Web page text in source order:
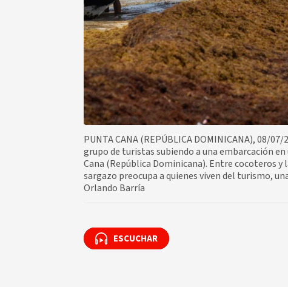
PUNTA CANA (REPÚBLICA DOMINICANA), 08/
grupo de turistas subiendo a una embarcación
Cana (República Dominicana). Entre cocoteros y
sargazo preocupa a quienes viven del turismo,
Orlando Barría
ESCUCHAR
ESCUCHAR